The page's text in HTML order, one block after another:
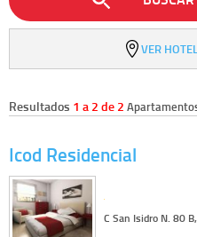
VER
Resultados 1 a 2 de 2
Icod Residencial
C San Isidro N. 80 B,